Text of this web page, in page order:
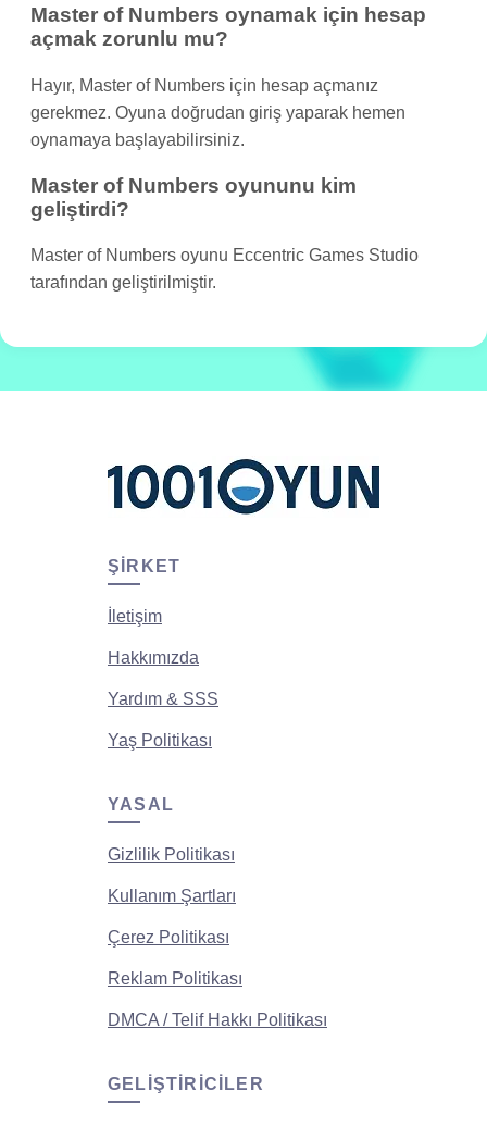
Master of Numbers oynamak için hesap
açmak zorunlu mu?
Hayır, Master of Numbers için hesap açmanız
gerekmez. Oyuna doğrudan giriş yaparak hemen
oynamaya başlayabilirsiniz.
Master of Numbers oyununu kim
geliştirdi?
Master of Numbers oyunu Eccentric Games Studio
tarafından geliştirilmiştir.
ŞIRKET
İletişim
Hakkımızda
Yardım & SSS
Yaş Politikası
YASAL
Gizlilik Politikası
Kullanım Şartları
Çerez Politikası
Reklam Politikası
DMCA / Telif Hakkı Politikası
GELIŞTIRICILER